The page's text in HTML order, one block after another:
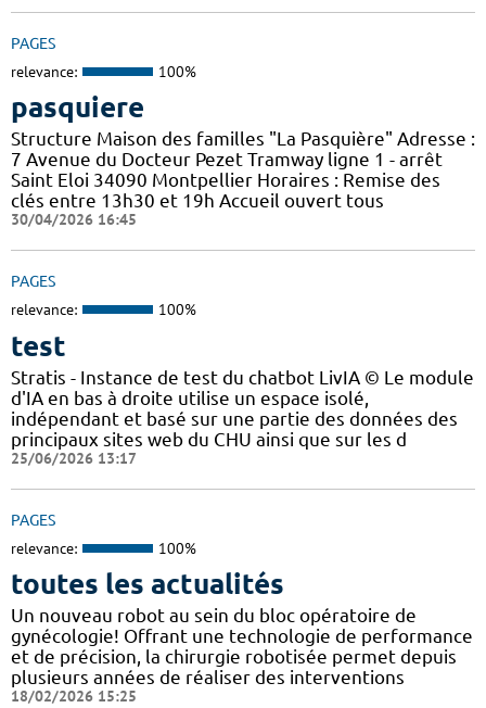
PAGES
relevance: 100%
pasquiere
Structure Maison des familles "La Pasquière" Adresse :
7 Avenue du Docteur Pezet Tramway ligne 1 - arrêt
Saint Eloi 34090 Montpellier Horaires : Remise des
clés entre 13h30 et 19h Accueil ouvert tous
30/04/2026 16:45
PAGES
relevance: 100%
test
Stratis - Instance de test du chatbot LivIA © Le module
d'IA en bas à droite utilise un espace isolé,
indépendant et basé sur une partie des données des
principaux sites web du CHU ainsi que sur les d
25/06/2026 13:17
PAGES
relevance: 100%
toutes les actualités
Un nouveau robot au sein du bloc opératoire de
gynécologie! Offrant une technologie de performance
et de précision, la chirurgie robotisée permet depuis
plusieurs années de réaliser des interventions
18/02/2026 15:25